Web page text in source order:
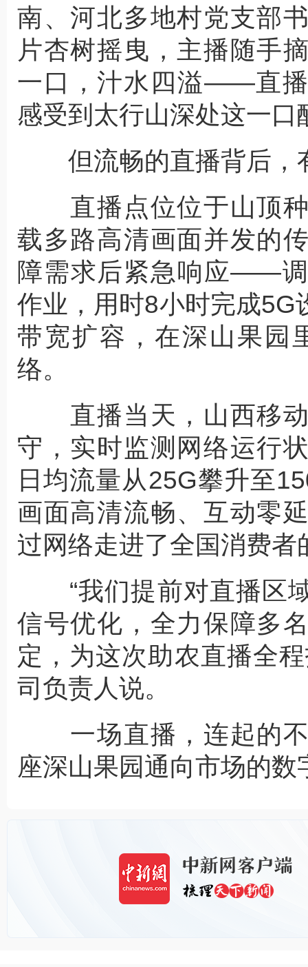
南、河北多地村党支部
片杏树摇曳，主播随手
一口，汁水四溢——直
感受到太行山深处这一口
但流畅的直播背后，
直播点位位于山顶种
载多路高清画面并发的
障需求后紧急响应——
作业，用时8小时完成5G
带宽扩容，在深山果园
络。
直播当天，山西移动
守，实时监测网络运行
日均流量从25G攀升至
画面高清流畅、互动零
过网络走进了全国消费者
“我们提前对直播区
信号优化，全力保障多
定，为这次助农直播全
司负责人说。
一场直播，连起的不
座深山果园通向市场的